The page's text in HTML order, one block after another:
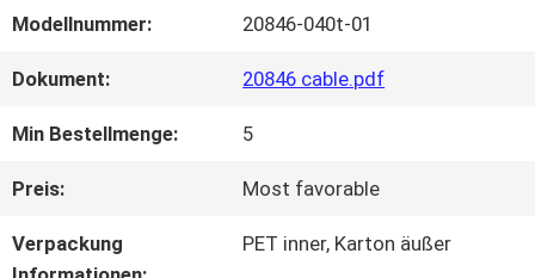
UNS
WERKSBESICHTIGUNG
Modellnummer: 20846-040t-01
Dokument: 20846 cable.pdf
Min Bestellmenge: 5
Preis: Most favorable
Verpackung
PET inner, Karton äußer